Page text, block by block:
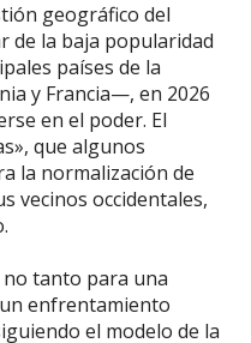
geográfico del
de la baja popularidad
países de la
y Francia—, en 2026
en el poder. El
que algunos
la normalización de
vecinos occidentales,
tanto para una
enfrentamiento
el modelo de la